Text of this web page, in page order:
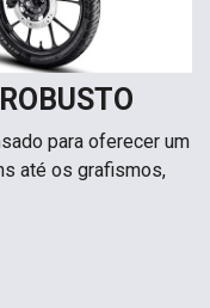
para oferecer um
até os grafismos,